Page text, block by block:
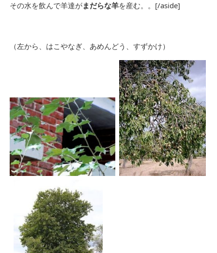
その水を飲んで羊達がまだらな羊を産む。。[/aside]
（左から、はこやなぎ、あめんどう、すずかけ）